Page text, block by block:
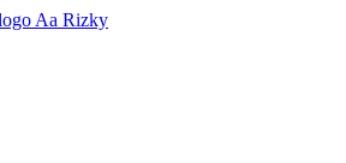
Aa Rizky